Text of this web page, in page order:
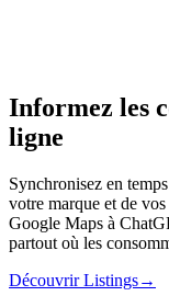
Informez les
ligne
Synchronisez en
votre marque et de
Google Maps à
partout où les
Découvrir Listings→